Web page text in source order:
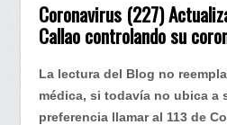
Coronavirus (227)
Callao controlando su
La lectura del Blog no
médica, si todavía no ubica a
preferencia llamar al 113 de